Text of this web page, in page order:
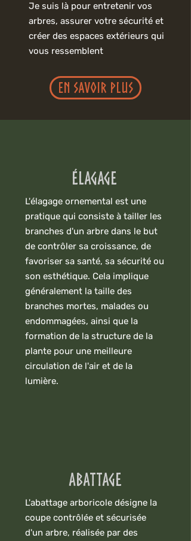
Je suis là pour entretenir vos
arbres, assurer votre sécurité et
créer des espaces extérieurs qui
vous ressemblent
En savoir plus
Élagage
L'élagage ornemental est une
pratique qui consiste à tailler les
branches d'un arbre dans le but
de contrôler sa croissance, de
favoriser sa santé, sa sécurité ou
son esthétique. Cela implique
généralement la taille des
branches mortes, malades ou
endommagées, ainsi que la
formation de la structure de la
plante pour une meilleure
circulation de l'air et de la
lumière.
Abattage
L'abattage arboricole désigne la
coupe contrôlée et sécurisée
d'un arbre, réalisée par des